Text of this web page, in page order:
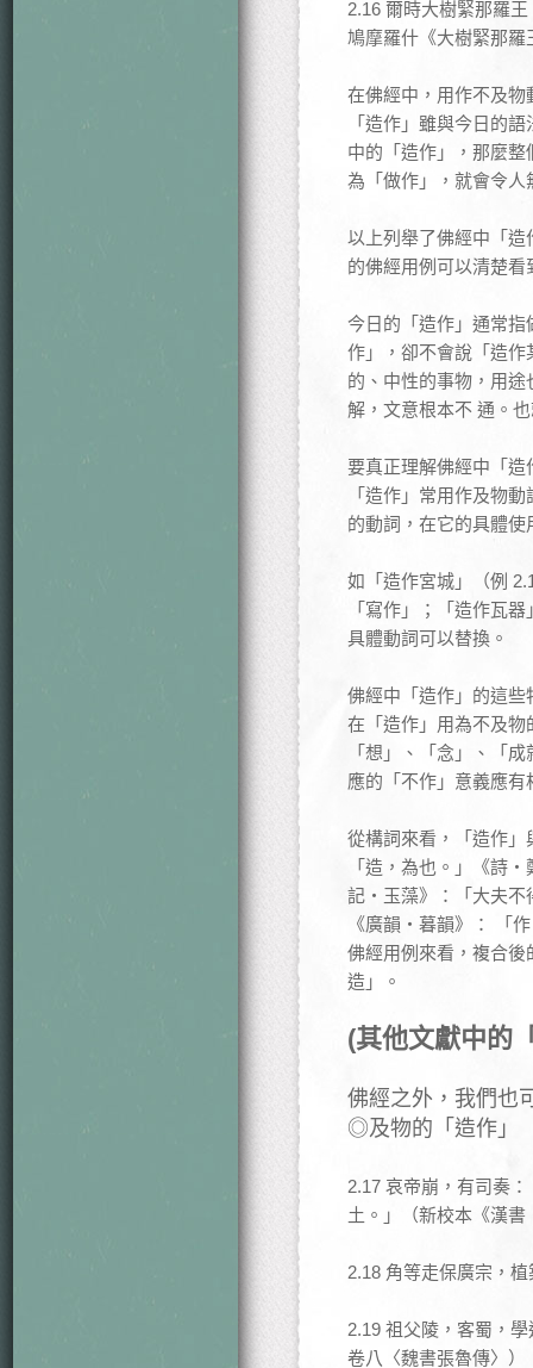
2.16 爾時大樹緊那羅
鳩摩羅什《大樹緊那羅
在佛經中，用作不及
「造作」雖與今日的
中的「造作」，那麼
為「做作」，就會令
以上列舉了佛經中「
的佛經用例可以清楚
今日的「造作」通常
作」，卻不會說「造
的、中性的事物，用
解，文意根本不 通。
要真正理解佛經中「
「造作」常用作及物
的動詞，在它的具體
如「造作宮城」（例
「寫作」；「造作瓦
具體動詞可以替換。
佛經中「造作」的這
在「造作」用為不及物
「想」、「念」、「
應的「不作」意義應有
從構詞來看，「造作
「造，為也。」《詩
記‧玉藻》：「大夫不
《廣韻‧暮韻》： 「
佛經用例來看，複合
造」。
(其他文獻中的
佛經之外，我們也
◎及物的「造作」
2.17 哀帝崩，有司奏
土。」（新校本《漢
2.18 角等走保廣宗，
2.19 祖父陵，客蜀，
卷八〈魏書張魯傳〉）